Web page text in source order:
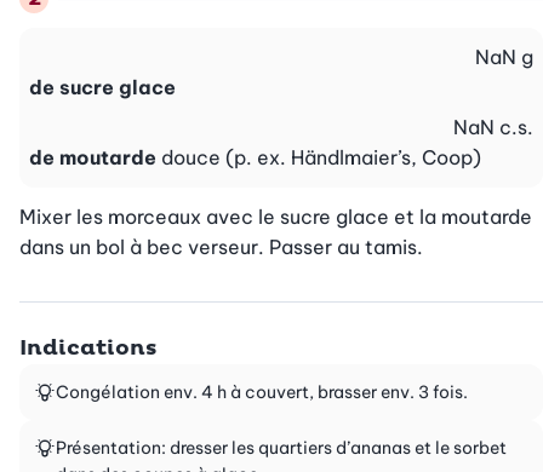
de sucre glace
NaN g
de moutarde douce (p. ex. Händlmaier’s, Coop)
NaN c.s.
Mixer les morceaux avec le sucre glace et la moutarde
dans un bol à bec verseur. Passer au tamis.
Indications
Congélation env. 4 h à couvert, brasser env. 3 fois.
Présentation: dresser les quartiers d’ananas et le sorbet